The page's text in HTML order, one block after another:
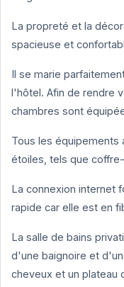
La propreté et la
spacieuse et
Il se marie
l'hôtel. Afin de rendre
chambres sont
Tous les équipements
étoiles, tels que
La connexion internet
rapide car elle est en
La salle de bains
d'une baignoire et
cheveux et un plateau